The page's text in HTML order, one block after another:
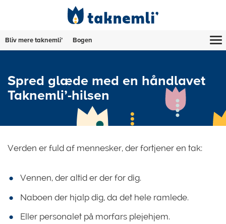
Bliv mere taknemli’ Bogen
Spred glæde med en håndlavet
Taknemli’-hilsen
Verden er fuld af mennesker, der fortjener en tak:
Vennen, der altid er der for dig.
Naboen der hjalp dig, da det hele ramlede.
Eller personalet på morfars plejehjem.